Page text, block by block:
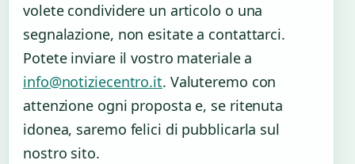
volete condividere un articolo o una
segnalazione, non esitate a contattarci.
Potete inviare il vostro materiale a
info@notiziecentro.it. Valuteremo con
attenzione ogni proposta e, se ritenuta
idonea, saremo felici di pubblicarla sul
nostro sito.